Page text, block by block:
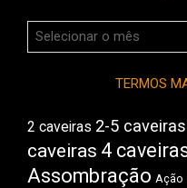
Arquivos
do
TERMOS
2 caveiras 2-5 caveiras
caveiras 4
Assombração Ação